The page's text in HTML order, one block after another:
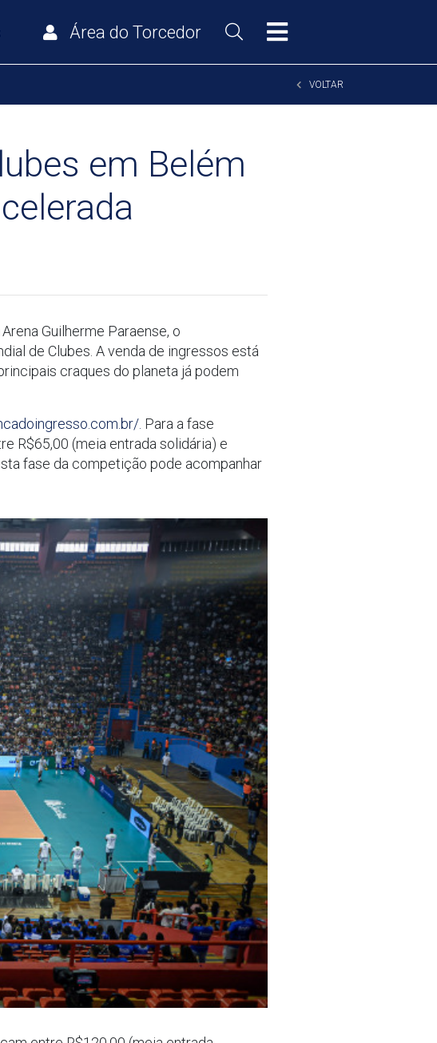
Área do Torcedor
VOLTAR
em Belém
Guilherme Paraense, o
de Clubes. A venda de ingressos está
craques do planeta já podem
. Para a fase
R$65,00 (meia entrada solidária) e
fase da competição pode acompanhar